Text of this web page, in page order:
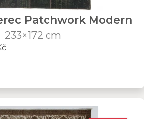
Patchwork Modern
233×172 cm